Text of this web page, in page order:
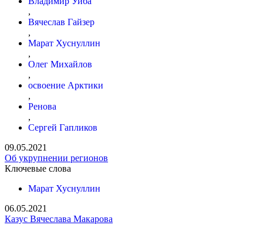
,
Вячеслав Гайзер
,
Марат Хуснуллин
,
Олег Михайлов
,
освоение Арктики
,
Ренова
,
Сергей Гапликов
09.05.2021
Об укрупнении регионов
Ключевые слова
Марат Хуснуллин
06.05.2021
Казус Вячеслава Макарова